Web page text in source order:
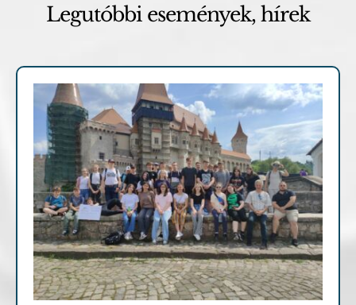
Legutóbbi események, hírek
Hírek, események Pályázatok